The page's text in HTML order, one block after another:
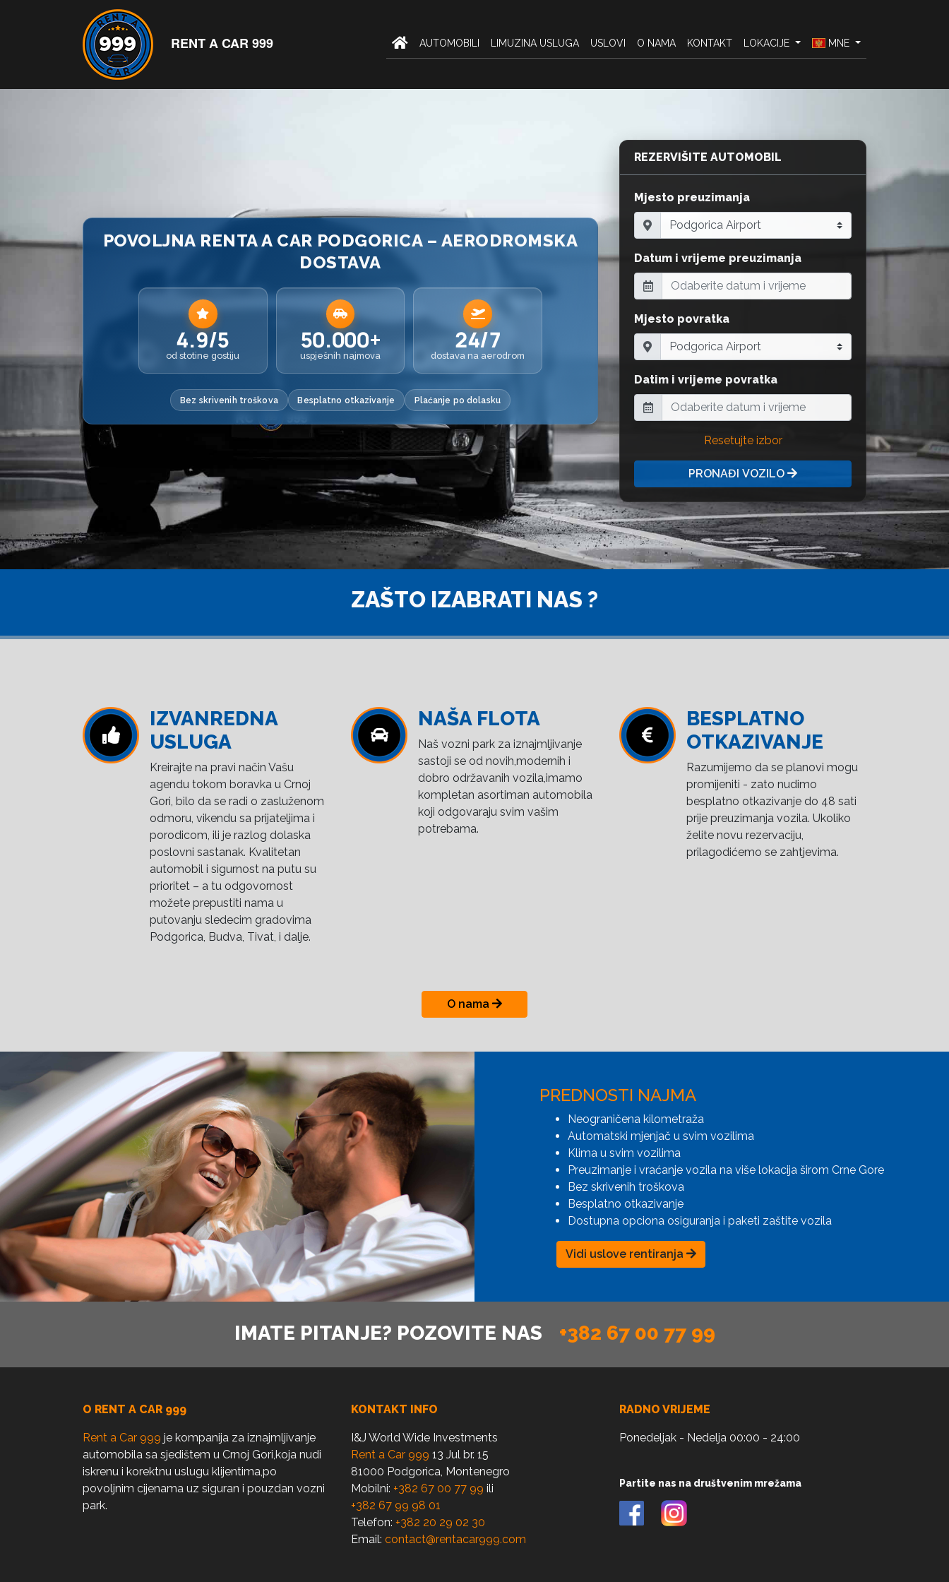
RENT A CAR 999 AUTOMOBILI LIMUZINA USLUGA USLOVI O NAMA KONTAKT LOKACIJE MNE
POVOLJNA RENTA A CAR PODGORICA – AERODROMSKA
DOSTAVA
4.9/5
od stotine gostiju
50.000+
uspješnih najmova
24/7
dostava na aerodrom
Bez skrivenih troškova Besplatno otkazivanje Plaćanje po dolasku
REZERVIŠITE AUTOMOBIL
Mjesto preuzimanja
Datum i vrijeme preuzimanja
Mjesto povratka
Datim i vrijeme povratka
Resetujte izbor
PRONAĐI VOZILO
ZAŠTO IZABRATI NAS ?
IZVANREDNA
USLUGA
Kreirajte na pravi način Vašu
agendu tokom boravka u Crnoj
Gori, bilo da se radi o zasluženom
odmoru, vikendu sa prijateljima i
porodicom, ili je razlog dolaska
poslovni sastanak. Kvalitetan
automobil i sigurnost na putu su
prioritet – a tu odgovornost
možete prepustiti nama u
putovanju sledecim gradovima
Podgorica, Budva, Tivat, i dalje.
NAŠA FLOTA
Naš vozni park za iznajmljivanje
sastoji se od novih,modernih i
dobro održavanih vozila,imamo
kompletan asortiman automobila
koji odgovaraju svim vašim
potrebama.
BESPLATNO
OTKAZIVANJE
Razumijemo da se planovi mogu
promijeniti - zato nudimo
besplatno otkazivanje do 48 sati
prije preuzimanja vozila. Ukoliko
želite novu rezervaciju,
prilagodićemo se zahtjevima.
O nama
PREDNOSTI NAJMA
Neograničena kilometraža
Automatski mjenjač u svim vozilima
Klima u svim vozilima
Preuzimanje i vraćanje vozila na više lokacija širom Crne Gore
Bez skrivenih troškova
Besplatno otkazivanje
Dostupna opciona osiguranja i paketi zaštite vozila
Vidi uslove rentiranja
IMATE PITANJE? POZOVITE NAS +382 67 00 77 99
O RENT A CAR 999
Rent a Car 999 je kompanija za iznajmljivanje
automobila sa sjedištem u Crnoj Gori,koja nudi
iskrenu i korektnu uslugu klijentima,po
povoljnim cijenama uz siguran i pouzdan vozni
park.
KONTAKT INFO
I&J World Wide Investments
Rent a Car 999 13 Jul br. 15
81000 Podgorica, Montenegro
Mobilni: +382 67 00 77 99 ili
+382 67 99 98 01
Telefon: +382 20 29 02 30
Email: contact@rentacar999.com
RADNO VRIJEME
Ponedeljak - Nedelja 00:00 - 24:00
Partite nas na društvenim mrežama